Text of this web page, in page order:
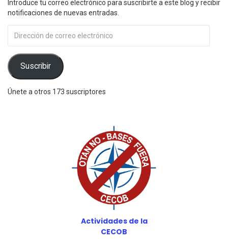
Introduce tu correo electrónico para suscribirte a este blog y recibir
notificaciones de nuevas entradas.
de
correo
electrónico
Suscribir
Únete a otros 173 suscriptores
Actividades de la
CECOB